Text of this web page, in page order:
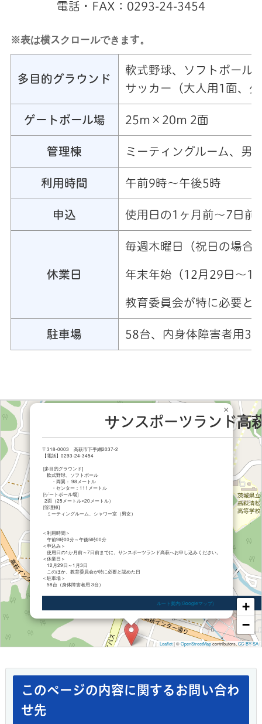
電話・FAX：0293-24-3454
※表は横スクロールできます。
多目的グラウンド
軟式野球、ソフトボール
サッカー（大人用1面、
ゲートボール場 25m×20m 2面
管理棟 ミーティングルーム、男
利用時間 午前9時～午後5時
申込 使用日の1ヶ月前～7日前
休業日
毎週木曜日（祝日の場合
年末年始（12月29日～1
教育委員会が特に必要と
駐車場 58台、内身体障害者用3
サンスポーツランド高
〒318-0003 高萩市下手綱2037-2
【電話】0293-24-3454
[多目的グラウンド]
軟式野球、ソフトボール
・両翼： 98メートル
・センター：111メートル
[ゲートボール場]
2面（25メートル×20メートル）
[管理棟]
ミーティングルーム、シャワー室（男女）
＜利用時間＞
午前9時00分～午後5時00分
＜申込み＞
使用日の1か月前～7日前までに、サンスポーツランド高萩へお申し込みください。
＜休業日＞
12月29日～1月3日
このほか、教育委員会が特に必要と認めた日
＜駐車場＞
58台（身体障害者用 3台）
ルート案内(Googleマップ)
×
+
−
Leaflet |©OpenStreetMapcontributors, CC-BY-SA
このページの内容に関するお問い合わ
せ先